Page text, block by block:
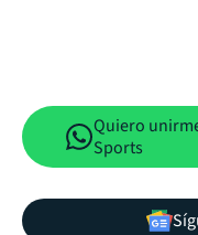
Quiero
Sports